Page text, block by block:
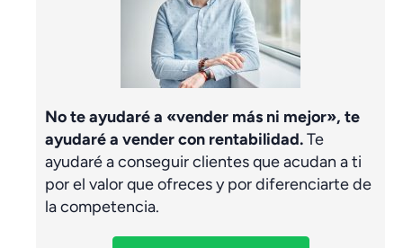
No te ayudaré a «vender más ni mejor», te
ayudaré a vender con rentabilidad.Te
ayudaré a conseguir clientes que acudan a ti
por el valor que ofreces y por diferenciarte de
la competencia.